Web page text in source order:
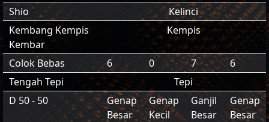
Shio
Kelinci
Kembang Kempis
Kembar
Kempis
Colok Bebas 6 0 7
6
Tengah Tepi
Tepi
D 50 - 50
Genap
Besar
Genap
Kecil
Ganjil
Besar
Genap
Besar